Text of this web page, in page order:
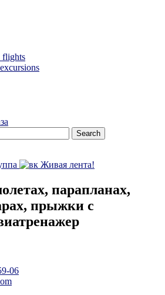
flights
Живая лента!
парапланах,
прыжки с
06